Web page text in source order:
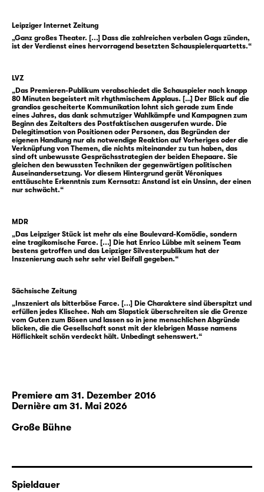
Weil die Söhne sich geprügelt haben und
dabei der eine dem anderen zwei Zähne
gütlichen Einigung im Geiste des
gewaltfreien Diskurses bei Espresso und
Selbstgebackenem. Aber was als
Leistungsschau toleranter Großstadt-Paare
beginnt, entwickelt sich zur Zimmerschlacht,
bei der die Eltern ihre Söhne locker in den
Schatten stellen: Die Wortgefechte schlagen
zwar keine Zähne aus, räumen aber trotzdem
effektvoll auf im Leben des Gegenübers.
hergeht, sondern auch im wechselnden
Nahkampf eins zu eins, und das über
mehrere Runden.
Und so stürzen über den hinreißenden Tulpen
Prinzipien des viel beschworenen
abendländischen Verhaltenskodex in
Trümmer …
ihre 60. Aufführung.
Leipziger Internet Zeitung
„Ganz großes Theater. [...] Dass die zahlreichen verbalen Gags zünden,
ist der Verdienst eines hervorragend besetzten Schauspielerquartetts.“
LVZ
„Das Premieren-Publikum verabschiedet die Schauspieler nach knapp
80 Minuten begeistert mit rhythmischem Applaus. […] Der Blick auf die
grandios gescheiterte Kommunikation lohnt sich gerade zum Ende
eines Jahres, das dank schmutziger Wahlkämpfe und Kampagnen zum
Beginn des Zeitalters des Postfaktischen ausgerufen wurde. Die
Delegitimation von Positionen oder Personen, das Begründen der
eigenen Handlung nur als notwendige Reaktion auf Vorheriges oder die
Verknüpfung von Themen, die nichts miteinander zu tun haben, das
sind oft unbewusste Gesprächsstrategien der beiden Ehepaare. Sie
gleichen den bewussten Techniken der gegenwärtigen politischen
Auseinandersetzung. Vor diesem Hintergrund gerät Véroniques
enttäuschte Erkenntnis zum Kernsatz: Anstand ist ein Unsinn, der einen
nur schwächt.“
MDR
„Das Leipziger Stück ist mehr als eine Boulevard-Komödie, sondern
eine tragikomische Farce. [...] Die hat Enrico Lübbe mit seinem Team
bestens getroffen und das Leipziger Silvesterpublikum hat der
Inszenierung auch sehr sehr viel Beifall gegeben.“
Sächsische Zeitung
„Inszeniert als bitterböse Farce. [...] Die Charaktere sind überspitzt und
erfüllen jedes Klischee. Nah am Slapstick überschreiten sie die Grenze
vom Guten zum Bösen und lassen so in jene menschlichen Abgründe
blicken, die die Gesellschaft sonst mit der klebrigen Masse namens
Höflichkeit schön verdeckt hält. Unbedingt sehenswert.“
Premiere am 31. Dezember 2016
Dernière am 31. Mai 2026
Große Bühne
Spieldauer